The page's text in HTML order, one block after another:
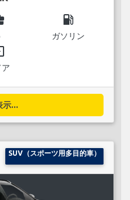
local_gas_station
ガソリン
ア
示...
SUV（スポーツ用多目的車）